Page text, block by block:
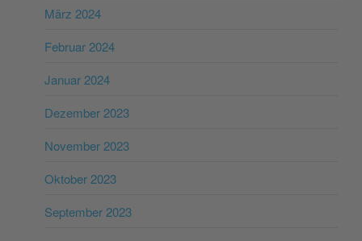
März 2024
Februar 2024
Januar 2024
Dezember 2023
November 2023
Oktober 2023
September 2023